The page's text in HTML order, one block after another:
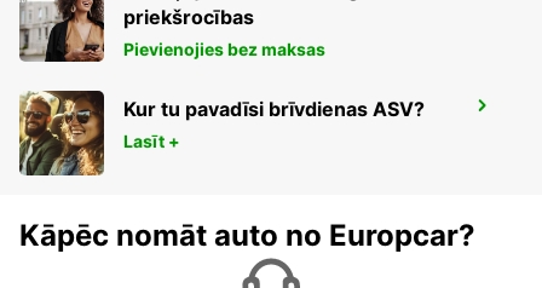
NEWMAN AIRPORT
NEWMAN - AUSTRALIA
priekšrocības
Pievienojies bez maksas
Kur tu pavadīsi brīvdienas ASV?
Lasīt +
Kāpēc nomāt auto no Europcar?